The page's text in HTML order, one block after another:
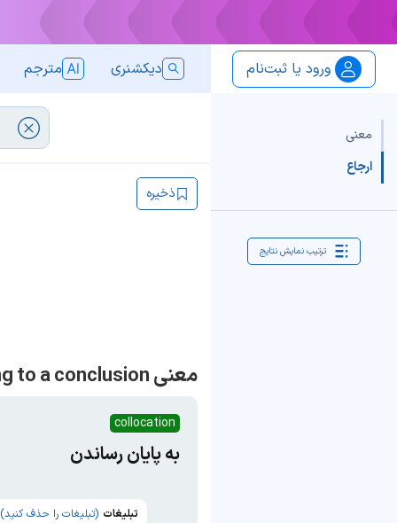
ورود یا ثبت‌نام دیکشنری مترجم
معنی
ارجاع
ترتیب نمایش نتایج
ذخیره
معنی bring to a conclusion
collocation
به پایان رساندن
تبلیغات (تبلیغات را حذف کنید)